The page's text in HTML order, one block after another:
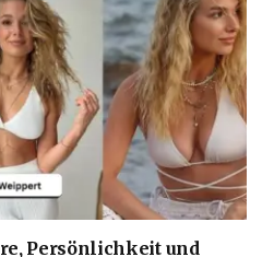
Persönlichkeit und